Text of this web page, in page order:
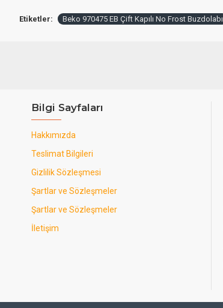
Etiketler: Beko 970475 EB Çift Kapılı No Frost Buzdolabı
Bilgi Sayfaları
Hakkımızda
Teslimat Bilgileri
Gizlilik Sözleşmesi
Şartlar ve Sözleşmeler
Şartlar ve Sözleşmeler
İletişim